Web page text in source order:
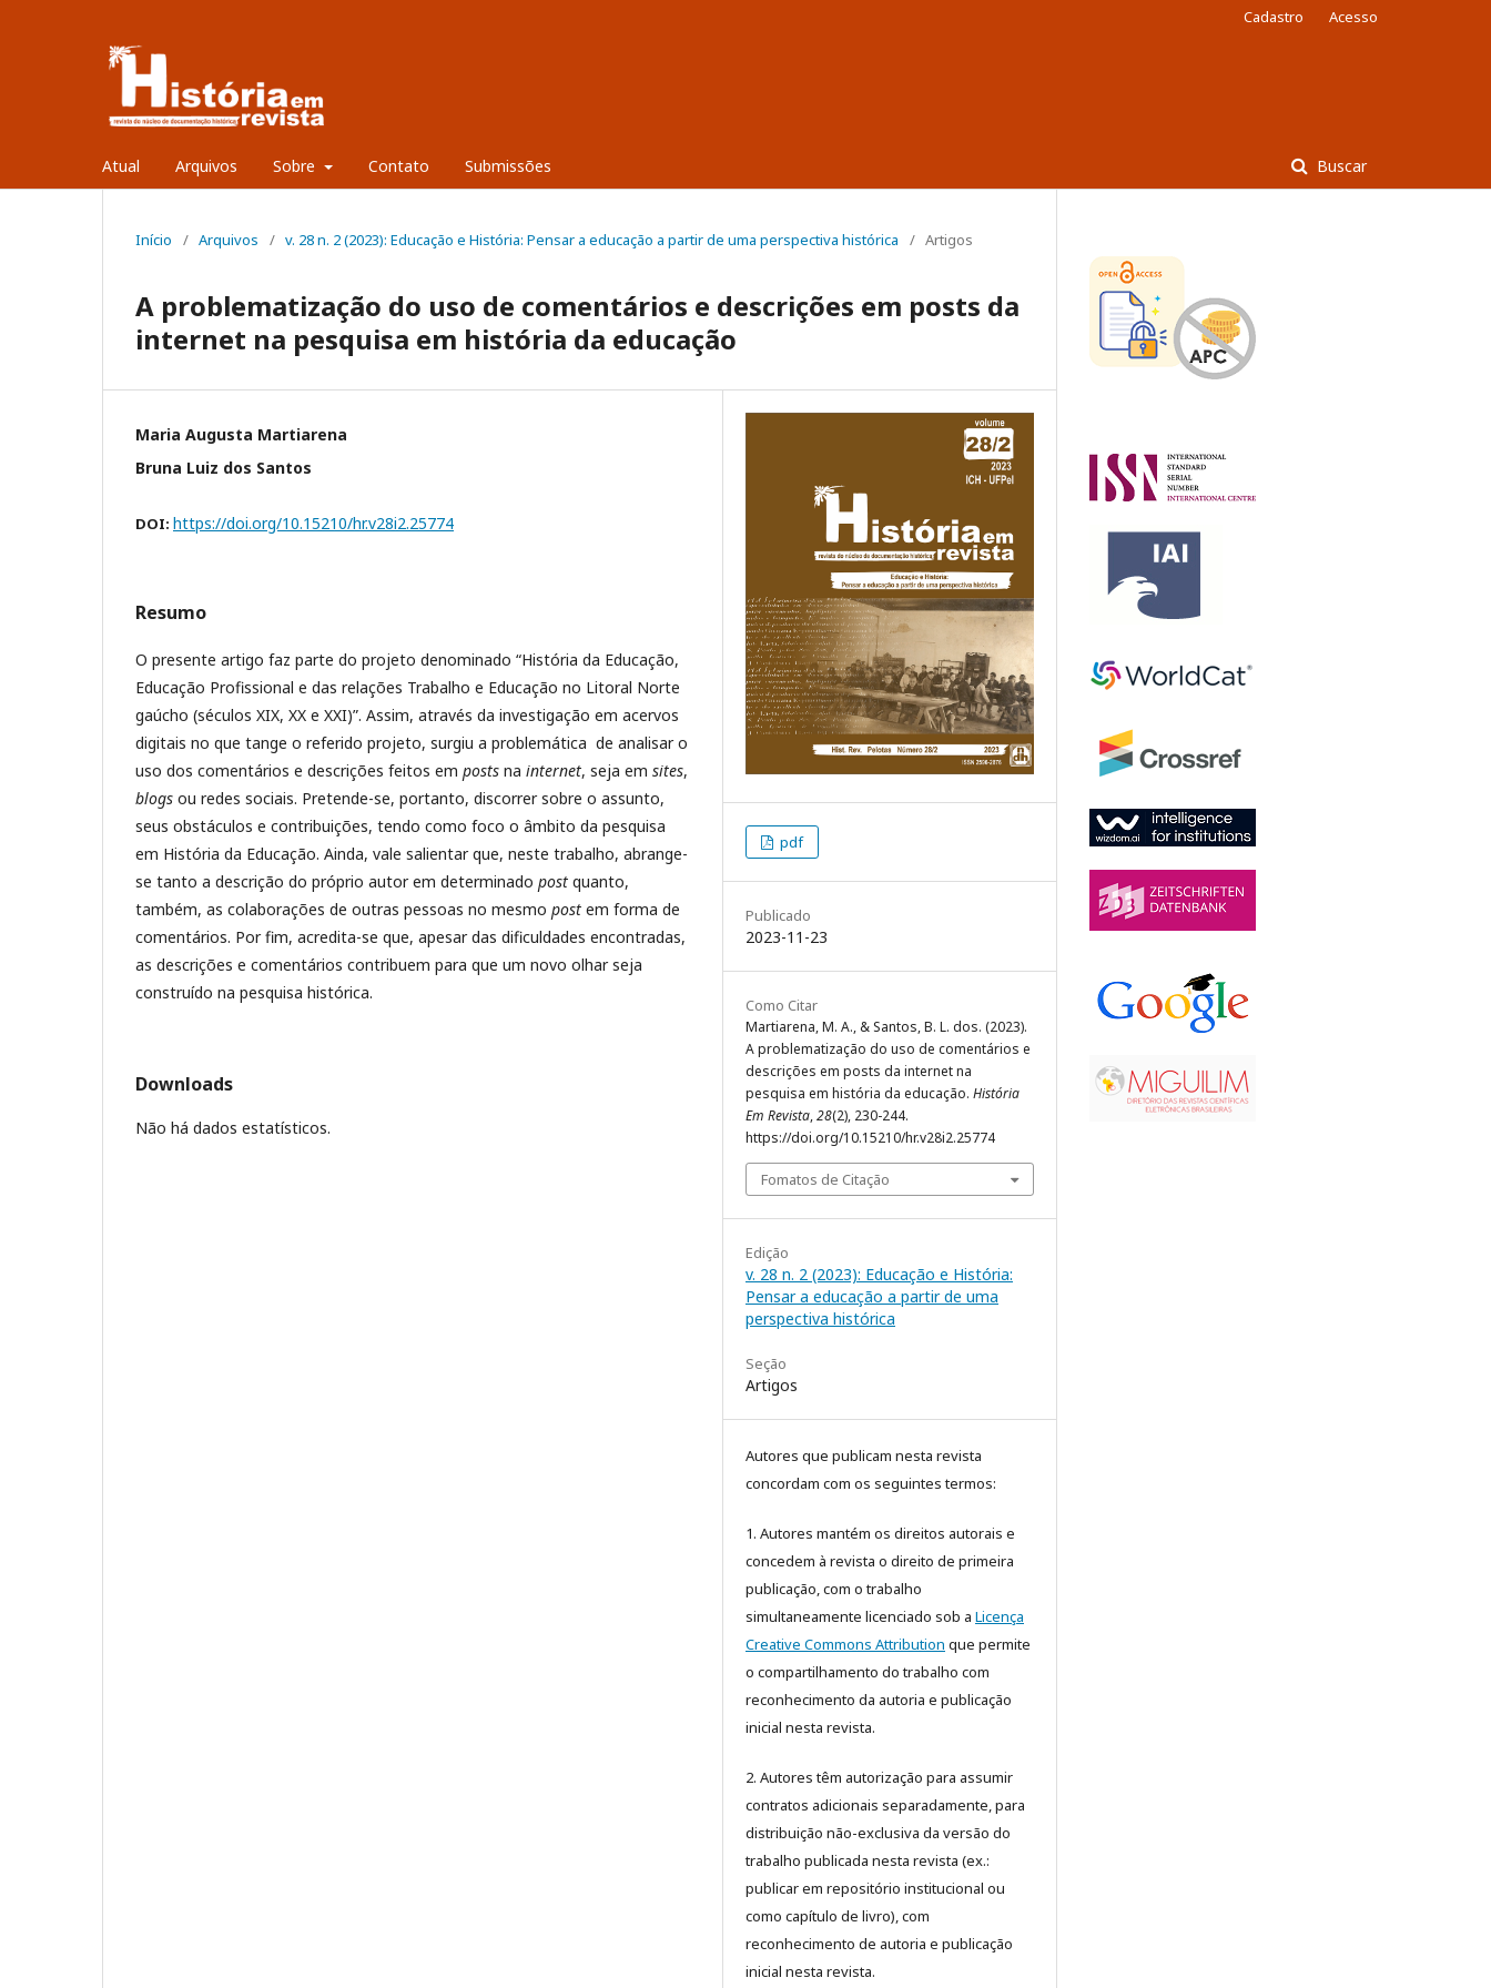
Atual Arquivos Sobre Contato Submissões Buscar
Cadastro Acesso
Início / Arquivos / v. 28 n. 2 (2023): Educação e História: Pensar a educação a partir de uma perspectiva histórica / Artigos
A problematização do uso de comentários e descrições em posts da
internet na pesquisa em história da educação
Maria Augusta Martiarena
Bruna Luiz dos Santos
DOI: https://doi.org/10.15210/hr.v28i2.25774
Resumo
O presente artigo faz parte do projeto denominado “História da Educação,
Educação Profissional e das relações Trabalho e Educação no Litoral Norte
gaúcho (séculos XIX, XX e XXI)”. Assim, através da investigação em acervos
digitais no que tange o referido projeto, surgiu a problemática de analisar o
uso dos comentários e descrições feitos em posts na internet, seja em sites,
blogs ou redes sociais. Pretende-se, portanto, discorrer sobre o assunto,
seus obstáculos e contribuições, tendo como foco o âmbito da pesquisa
em História da Educação. Ainda, vale salientar que, neste trabalho, abrange-
se tanto a descrição do próprio autor em determinado post quanto,
também, as colaborações de outras pessoas no mesmo post em forma de
comentários. Por fim, acredita-se que, apesar das dificuldades encontradas,
as descrições e comentários contribuem para que um novo olhar seja
construído na pesquisa histórica.
Downloads
Não há dados estatísticos.
pdf
Publicado
2023-11-23
Como Citar
Martiarena, M. A., & Santos, B. L. dos. (2023).
A problematização do uso de comentários e
descrições em posts da internet na
pesquisa em história da educação. História
Em Revista,28(2), 230-244.
https://doi.org/10.15210/hr.v28i2.25774
Fomatos de Citação
Edição
v. 28 n. 2 (2023): Educação e História:
Pensar a educação a partir de uma
perspectiva histórica
Seção
Artigos
Autores que publicam nesta revista
concordam com os seguintes termos:
1. Autores mantém os direitos autorais e
concedem à revista o direito de primeira
publicação, com o trabalho
simultaneamente licenciado sob a Licença
Creative Commons Attribution que permite
o compartilhamento do trabalho com
reconhecimento da autoria e publicação
inicial nesta revista.
2. Autores têm autorização para assumir
contratos adicionais separadamente, para
distribuição não-exclusiva da versão do
trabalho publicada nesta revista (ex.:
publicar em repositório institucional ou
como capítulo de livro), com
reconhecimento de autoria e publicação
inicial nesta revista.